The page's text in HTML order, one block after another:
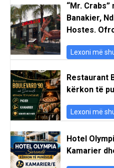
“Mr.
Banakier,
Hostes.
Lexoni më
Restaurant
kërkon të
Lexoni më
Hotel
Kamarier